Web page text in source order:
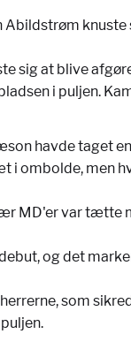
knuste
sig at blive
i puljen.
havde taget
ombolde, men
MD'er var tætte
og det
som